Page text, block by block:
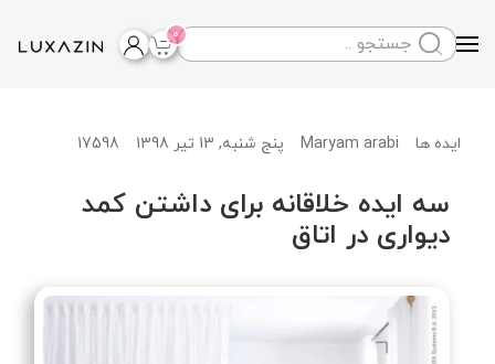
Skip to main content
0
ایده ها Maryam arabi پنج شنبه, 13 تیر 1398 17598
سه ایده خلاقانه برای داشتن کمد
دیواری در اتاق